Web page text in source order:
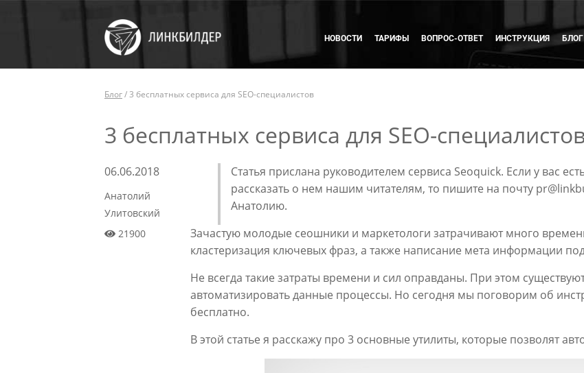
НОВОСТИ ТАРИФЫ ВОПРОС-ОТВЕТ ИНСТРУКЦИЯ БЛОГ
Блог/3 бесплатных сервиса для SEO-специалистов
3 бесплатных сервиса для SEO-специалистов
06.06.2018
Анатолий
Улитовский
21900
Статья прислана руководителем сервиса Seoquick. Если у вас
рассказать о нем нашим читателям, то пишите на почту
Анатолию.
Зачастую молодые сеошники и маркетологи затрачивают много
кластеризация ключевых фраз, а также написание мета информации
Не всегда такие затраты времени и сил оправданы. При этом
автоматизировать данные процессы. Но сегодня мы поговорим об
бесплатно.
В этой статье я расскажу про 3 основные утилиты, которые позволят